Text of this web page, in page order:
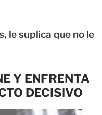
le suplica que no le
Y ENFRENTA
DECISIVO